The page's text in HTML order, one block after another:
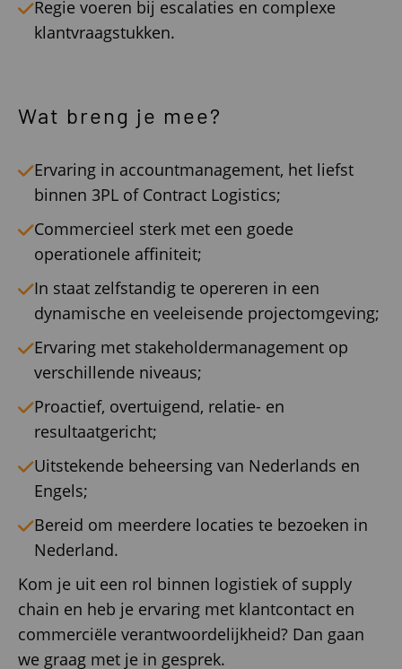
Regie voeren bij escalaties en complexe
klantvraagstukken.
Wat breng je mee?
Ervaring in accountmanagement, het liefst
binnen 3PL of Contract Logistics;
Commercieel sterk met een goede
operationele affiniteit;
In staat zelfstandig te opereren in een
dynamische en veeleisende projectomgeving;
Ervaring met stakeholdermanagement op
verschillende niveaus;
Proactief, overtuigend, relatie- en
resultaatgericht;
Uitstekende beheersing van Nederlands en
Engels;
Bereid om meerdere locaties te bezoeken in
Nederland.
Kom je uit een rol binnen logistiek of supply
chain en heb je ervaring met klantcontact en
commerciële verantwoordelijkheid? Dan gaan
we graag met je in gesprek.